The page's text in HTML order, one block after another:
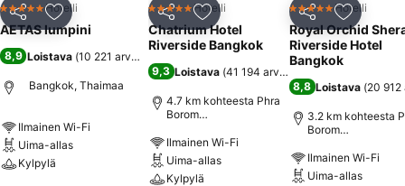
Jaa Lisää suosikkeihin
5 Tähtiluokitus
Hotelli
AETAS lumpini
8,9 Loistava (10 221 arviota
Bangkok, Thaimaa
Ilmainen Wi-Fi
Uima-allas
Kylpylä
Jaa Lisää suosikkeihin
5 Tähtiluokitus
Hotelli
Chatrium Hotel
Riverside Bangkok
9,3 Loistava (41 194 arviota
4.7 km kohteesta Phra
Borom
Ilmainen Wi-Fi
Uima-allas
Kylpylä
Jaa Lisää
5 Tähtiluokitus
Hotelli
Royal Orchid
Riverside Hotel
Bangkok
8,8 Loistava (20
3.2 km kohteesta
Borom
Ilmainen Wi-Fi
Uima-allas